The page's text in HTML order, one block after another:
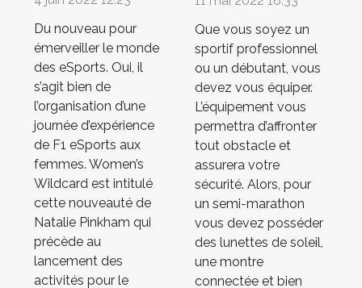
Du nouveau pour
émerveiller le monde
des eSports. Oui, il
s’agit bien de
l’organisation d’une
journée d’expérience
de F1 eSports aux
femmes. Women’s
Wildcard est intitulé
cette nouveauté de
Natalie Pinkham qui
précède au
lancement des
activités pour le
pour un Semi-
marathon
Que vous soyez un
sportif professionnel
ou un débutant, vous
devez vous équiper.
L’équipement vous
permettra d’affronter
tout obstacle et
assurera votre
sécurité. Alors, pour
un semi-marathon
vous devez posséder
des lunettes de soleil,
une montre
connectée et bien